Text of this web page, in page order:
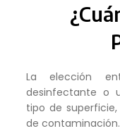
La elección
desinfectante o
tipo de
de contaminación.